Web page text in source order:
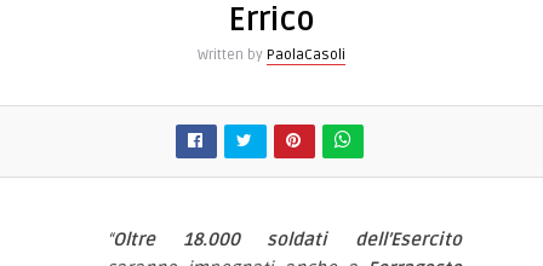
Errico
Written by PaolaCasoli
“Oltre 18.000 soldati dell’Esercito